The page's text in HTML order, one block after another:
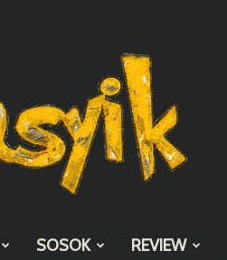
SOSOK REVIEW